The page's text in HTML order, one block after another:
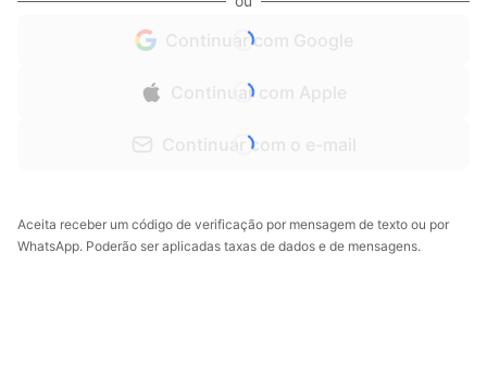
Continuar com Google
Continuar com Apple
Continuar com o e-mail
Aceita receber um código de verificação por mensagem de texto ou por
WhatsApp. Poderão ser aplicadas taxas de dados e de mensagens.